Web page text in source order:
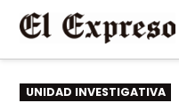
Saltar
contenido
PUBLICADO
UNIDAD INVESTIGATIVA